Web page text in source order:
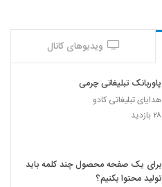
ویدیوهای کانال
پاوربانک تبلیغاتی چرمی
هدایای تبلیغاتی کادو
۲۸ بازدید
برای یک صفحه محصول چند کلمه باید
تولید محتوا بکنیم؟